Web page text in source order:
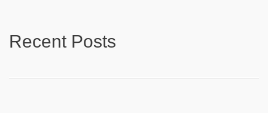
Recent Posts